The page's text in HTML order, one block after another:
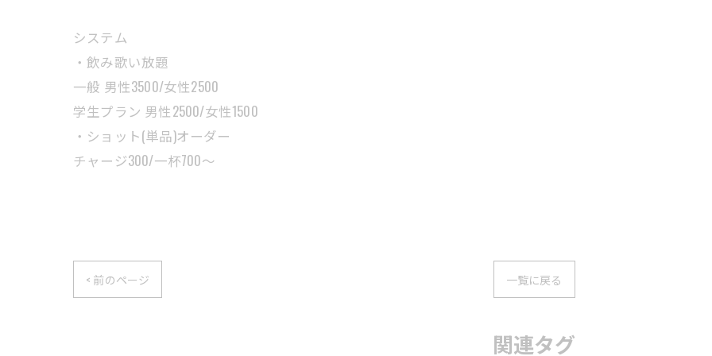
システム
・飲み歌い放題
一般 男性3500/女性2500
学生プラン 男性2500/女性1500
・ショット(単品)オーダー
チャージ300/一杯700〜
< 前のページ 一覧に戻る
関連タグ